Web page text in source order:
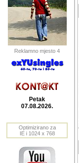
Reklamno mjesto 4
Petak
07.08.2026.
Optimizirano za
IE i 1024 x 768